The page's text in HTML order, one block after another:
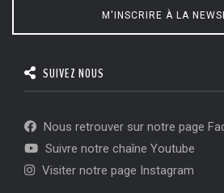
M'INSCRIRE À LA
SUIVEZ NOUS
Nous retrouver sur notre page
Suivre notre chaîne Youtube
Visiter notre page Instagram